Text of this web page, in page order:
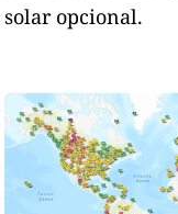
solar opcional.